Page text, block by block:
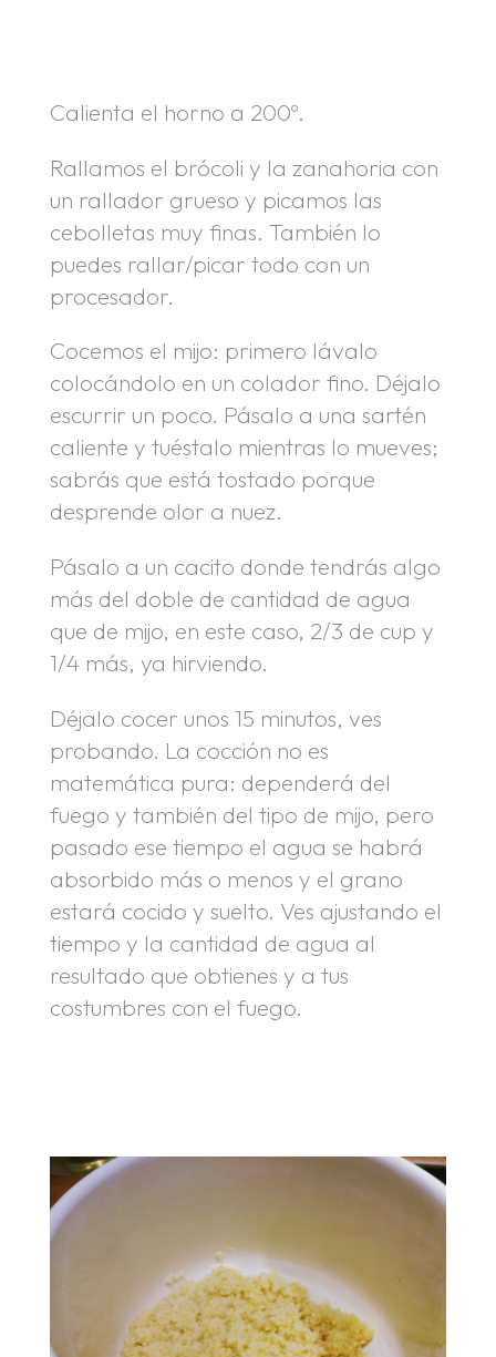
Calienta el horno a 200º.
Rallamos el brócoli y la zanahoria con
un rallador grueso y picamos las
cebolletas muy finas. También lo
puedes rallar/picar todo con un
procesador.
Cocemos el mijo: primero lávalo
colocándolo en un colador fino. Déjalo
escurrir un poco. Pásalo a una sartén
caliente y tuéstalo mientras lo mueves;
sabrás que está tostado porque
desprende olor a nuez.
Pásalo a un cacito donde tendrás algo
más del doble de cantidad de agua
que de mijo, en este caso, 2/3 de cup y
1/4 más, ya hirviendo.
Déjalo cocer unos 15 minutos, ves
probando. La cocción no es
matemática pura: dependerá del
fuego y también del tipo de mijo, pero
pasado ese tiempo el agua se habrá
absorbido más o menos y el grano
estará cocido y suelto. Ves ajustando el
tiempo y la cantidad de agua al
resultado que obtienes y a tus
costumbres con el fuego.